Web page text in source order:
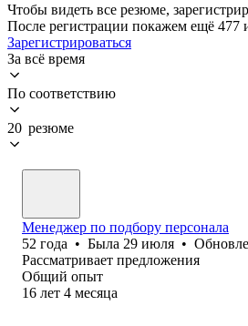
Чтобы видеть все резюме,
После регистрации покажем ещё 477
Зарегистрироваться
За всё время
По соответствию
20 резюме
Менеджер по подбору персонала
52 года • Была 29 июля •
Рассматривает предложения
Общий опыт
16 лет 4 месяца